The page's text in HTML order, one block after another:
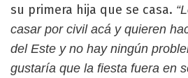
su primera hija que se casa.
casar por civil acá y quieren
del Este y no hay ningún
gustaría que la fiesta fuera en